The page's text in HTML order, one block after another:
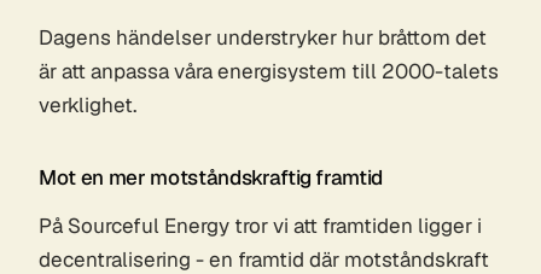
Dagens händelser understryker hur bråttom det
är att anpassa våra energisystem till 2000-talets
verklighet.
Mot en mer motståndskraftig framtid
På Sourceful Energy tror vi att framtiden ligger i
decentralisering - en framtid där motståndskraft